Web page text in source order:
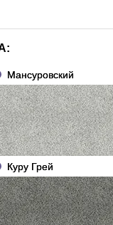
Мансуровский
Куру Грей